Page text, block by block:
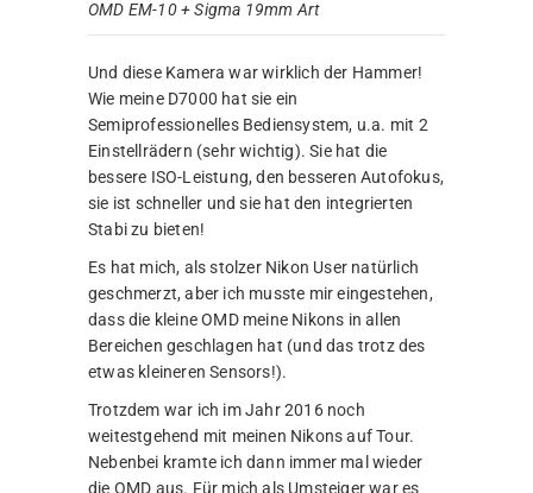
OMD EM-10 + Sigma 19mm Art
Und diese Kamera war wirklich der Hammer!
Wie meine D7000 hat sie ein
Semiprofessionelles Bediensystem, u.a. mit 2
Einstellrädern (sehr wichtig). Sie hat die
bessere ISO-Leistung, den besseren Autofokus,
sie ist schneller und sie hat den integrierten
Stabi zu bieten!
Es hat mich, als stolzer Nikon User natürlich
geschmerzt, aber ich musste mir eingestehen,
dass die kleine OMD meine Nikons in allen
Bereichen geschlagen hat (und das trotz des
etwas kleineren Sensors!).
Trotzdem war ich im Jahr 2016 noch
weitestgehend mit meinen Nikons auf Tour.
Nebenbei kramte ich dann immer mal wieder
die OMD aus. Für mich als Umsteiger war es